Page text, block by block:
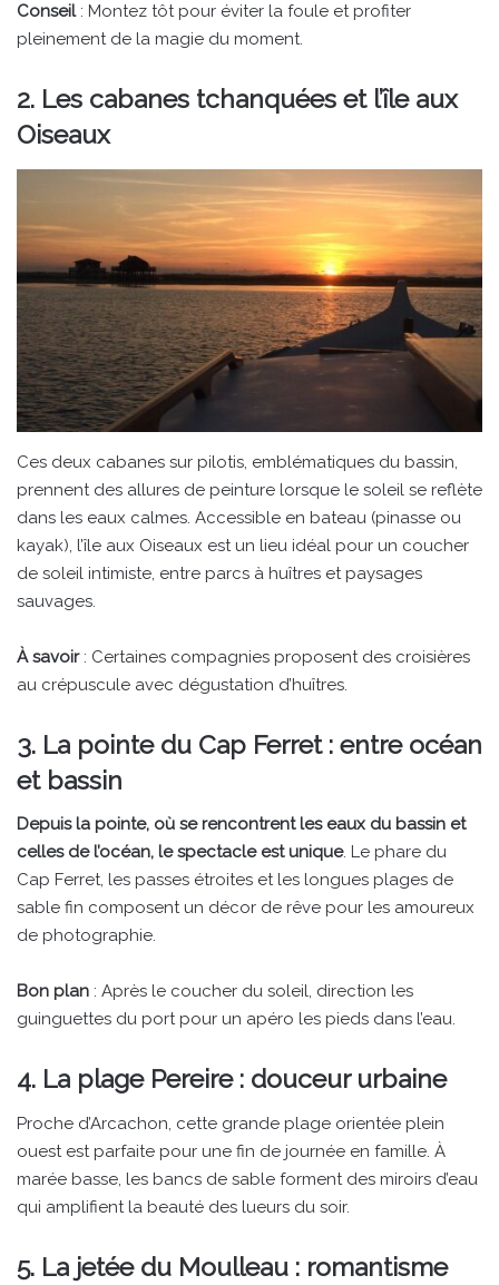
Conseil: Montez tôt pour éviter la foule et profiter
pleinement de la magie du moment.
2. Les cabanes tchanquées et l’île aux
Oiseaux
Ces deux cabanes sur pilotis, emblématiques du bassin,
prennent des allures de peinture lorsque le soleil se reflète
dans les eaux calmes. Accessible en bateau (pinasse ou
kayak), l’île aux Oiseaux est un lieu idéal pour un coucher
de soleil intimiste, entre parcs à huîtres et paysages
sauvages.
À savoir: Certaines compagnies proposent des croisières
au crépuscule avec dégustation d’huîtres.
3. La pointe du Cap Ferret : entre océan
et bassin
Depuis la pointe, où se rencontrent les eaux du bassin et
celles de l’océan, le spectacle est unique. Le phare du
Cap Ferret, les passes étroites et les longues plages de
sable fin composent un décor de rêve pour les amoureux
de photographie.
Bon plan : Après le coucher du soleil, direction les
guinguettes du port pour un apéro les pieds dans l’eau.
4. La plage Pereire : douceur urbaine
Proche d’Arcachon, cette grande plage orientée plein
ouest est parfaite pour une fin de journée en famille. À
marée basse, les bancs de sable forment des miroirs d’eau
qui amplifient la beauté des lueurs du soir.
5. La jetée du Moulleau : romantisme